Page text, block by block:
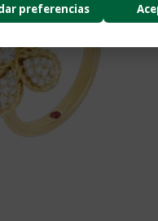
mapas de calor, análisis de
preferencias